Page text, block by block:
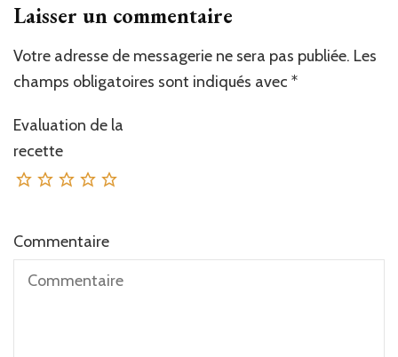
Laisser un commentaire
Votre adresse de messagerie ne sera pas publiée. Les
champs obligatoires sont indiqués avec *
Evaluation de la
recette
Commentaire